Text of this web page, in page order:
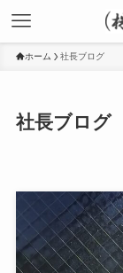
ホーム 社長ブログ
社長ブログ